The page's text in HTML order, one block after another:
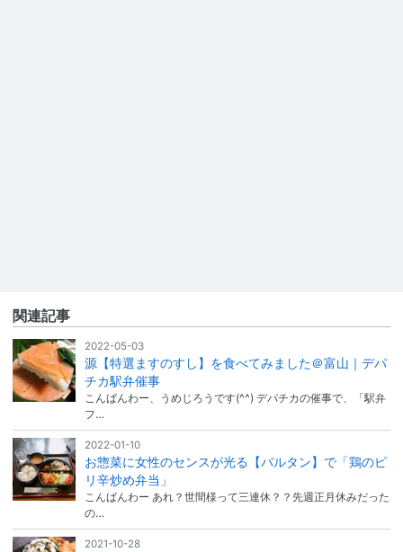
関連記事
2022-05-03
源【特選ますのすし】を食べてみました＠富山｜デパ
チカ駅弁催事
こんばんわー、うめじろうです(^^) デパチカの催事で、「駅弁
フ…
2022-01-10
お惣菜に女性のセンスが光る【バルタン】で「鶏のピ
リ辛炒め弁当」
こんばんわー あれ？世間様って三連休？？先週正月休みだった
の…
2021-10-28